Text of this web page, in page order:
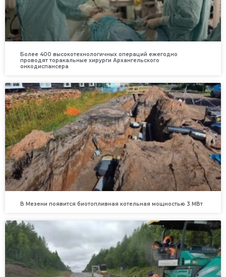
Более 400 высокотехнологичных операций ежегодно
проводят торакальные хирурги Архангельского
онкодиспансера
В Мезени появится биотопливная котельная мощностью 3 МВт